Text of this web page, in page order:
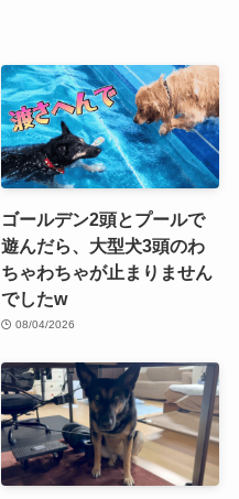
ゴールデン2頭とプールで
遊んだら、大型犬3頭のわ
ちゃわちゃが止まりません
でしたw
08/04/2026